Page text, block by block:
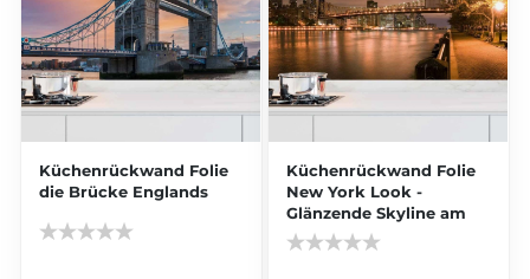
Küchenrückwand Folie
die Brücke Englands
Küchenrückwand Folie
New York Look -
Glänzende Skyline am
Wasser